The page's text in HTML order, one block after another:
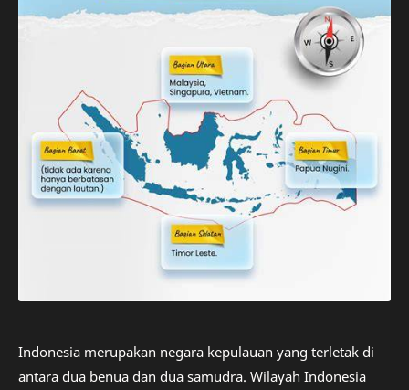
Indonesia merupakan negara kepulauan yang terletak di
antara dua benua dan dua samudra. Wilayah Indonesia